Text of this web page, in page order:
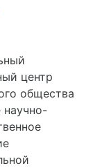
центр
общества
научно-